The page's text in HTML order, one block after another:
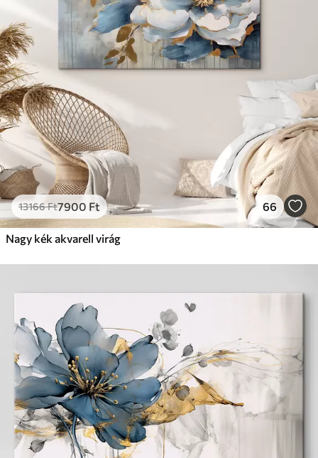
Prémium
Tól
✓Élénk, gazdag színek
✓Fakulásálló
✓Biztonságos, szagtalan tinta
✓Vászonhatású felület
✗Környezetbarát anyag
Eco-Prémium
Tól12405Ft
✓Élénk, gazdag színek
✓ Fakulásálló
✓
13166Ft7900 Ft 66
Nagy kék akvarell virág